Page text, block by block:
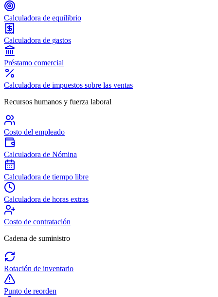
Calculadora de equilibrio
Calculadora de gastos
Préstamo comercial
Calculadora de impuestos sobre las ventas
Recursos humanos y fuerza laboral
Costo del empleado
Calculadora de Nómina
Calculadora de tiempo libre
Calculadora de horas extras
Costo de contratación
Cadena de suministro
Rotación de inventario
Punto de reorden